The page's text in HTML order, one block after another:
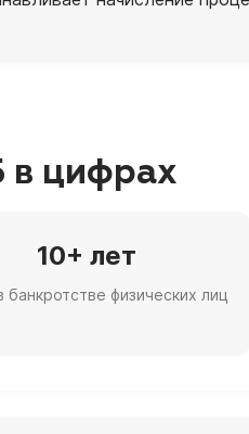
цифрах
10+ лет
банкротстве физических лиц